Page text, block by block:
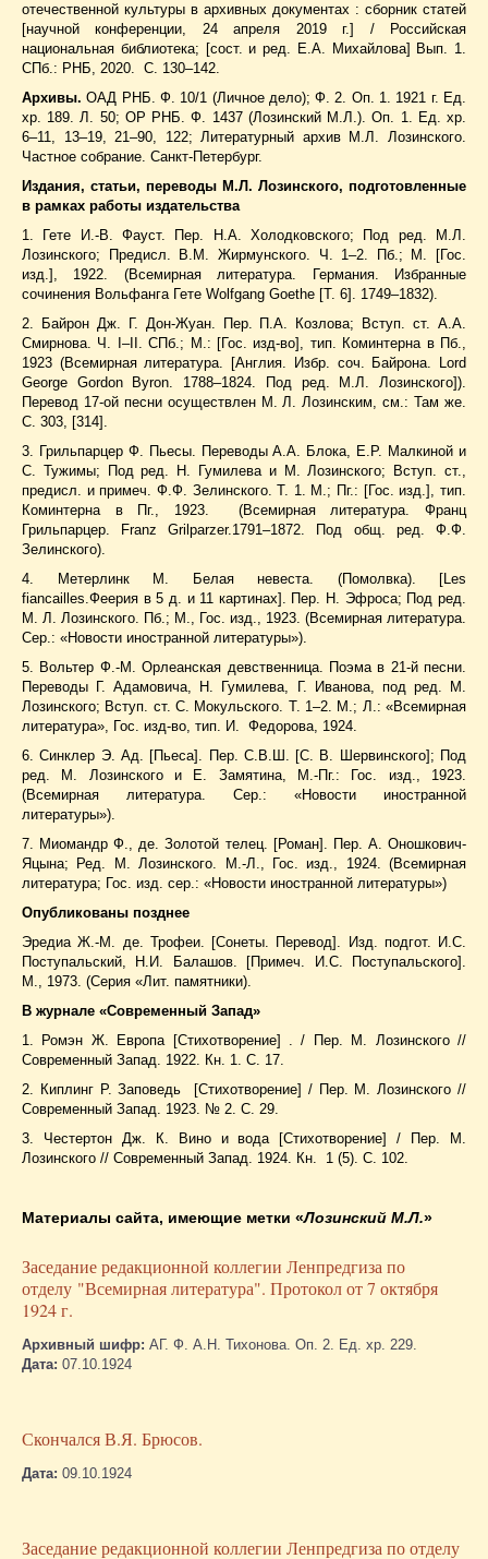
отечественной культуры в архивных документах : сборник статей
[научной конференции, 24 апреля 2019 г.] / Российская
национальная библиотека; [сост. и ред. Е.А. Михайлова] Вып. 1.
СПб.: РНБ, 2020. C. 130–142.
Архивы. ОАД РНБ. Ф. 10/1 (Личное дело); Ф. 2. Оп. 1. 1921 г. Ед.
хр. 189. Л. 50; ОР РНБ. Ф. 1437 (Лозинский М.Л.). Оп. 1. Ед. хр.
6–11, 13–19, 21–90, 122; Литературный архив М.Л. Лозинского.
Частное собрание. Санкт-Петербург.
Издания, статьи, переводы М.Л. Лозинского, подготовленные
в рамках работы издательства
1. Гете И.-В. Фауст. Пер. Н.А. Холодковского; Под ред. М.Л.
Лозинского; Предисл. В.М. Жирмунского. Ч. 1–2. Пб.; М. [Гос.
изд.], 1922. (Всемирная литература. Германия. Избранные
сочинения Вольфанга Гете Wolfgang Goethe [Т. 6]. 1749–1832).
2. Байрон Дж. Г. Дон-Жуан. Пер. П.А. Козлова; Вступ. ст. А.А.
Смирнова. Ч. I–II. СПб.; М.: [Гос. изд-во], тип. Коминтерна в Пб.,
1923 (Всемирная литература. [Англия. Избр. соч. Байрона. Lord
George Gordon Byron. 1788–1824. Под ред. М.Л. Лозинского]).
Перевод 17-ой песни осуществлен М. Л. Лозинским, см.: Там же.
С. 303, [314].
3. Грильпарцер Ф. Пьесы. Переводы А.А. Блока, Е.Р. Малкиной и
С. Тужимы; Под ред. Н. Гумилева и М. Лозинского; Вступ. ст.,
предисл. и примеч. Ф.Ф. Зелинского. Т. 1. М.; Пг.: [Гос. изд.], тип.
Коминтерна в Пг., 1923. (Всемирная литература. Франц
Грильпарцер. Franz Grilparzer.1791–1872. Под общ. ред. Ф.Ф.
Зелинского).
4. Метерлинк М. Белая невеста. (Помолвка). [Les
fiancailles.Феерия в 5 д. и 11 картинах]. Пер. Н. Эфроса; Под ред.
М. Л. Лозинского. Пб.; М., Гос. изд., 1923. (Всемирная литература.
Сер.: «Новости иностранной литературы»).
5. Вольтер Ф.-М. Орлеанская девственница. Поэма в 21-й песни.
Переводы Г. Адамовича, Н. Гумилева, Г. Иванова, под ред. М.
Лозинского; Вступ. ст. С. Мокульского. Т. 1–2. М.; Л.: «Всемирная
литература», Гос. изд-во, тип. И. Федорова, 1924.
6. Синклер Э. Ад. [Пьеса]. Пер. С.В.Ш. [С. В. Шервинского]; Под
ред. М. Лозинского и Е. Замятина, М.-Пг.: Гос. изд., 1923.
(Всемирная литература. Сер.: «Новости иностранной
литературы»).
7. Миомандр Ф., де. Золотой телец. [Роман]. Пер. А. Оношкович-
Яцына; Ред. М. Лозинского. М.-Л., Гос. изд., 1924. (Всемирная
литература; Гос. изд. сер.: «Новости иностранной литературы»)
Опубликованы позднее
Эредиа Ж.-М. де. Трофеи. [Сонеты. Перевод]. Изд. подгот. И.С.
Поступальский, Н.И. Балашов. [Примеч. И.С. Поступальского].
М., 1973. (Серия «Лит. памятники).
В журнале «Современный Запад»
1. Ромэн Ж. Европа [Стихотворение] . / Пер. М. Лозинского //
Современный Запад. 1922. Кн. 1. С. 17.
2. Киплинг Р. Заповедь [Стихотворение] / Пер. М. Лозинского //
Современный Запад. 1923. № 2. С. 29.
3. Честертон Дж. К. Вино и вода [Стихотворение] / Пер. М.
Лозинского // Современный Запад. 1924. Кн. 1 (5). С. 102.
Материалы сайта, имеющие метки «Лозинский М.Л.»
Заседание редакционной коллегии Ленпредгиза по
отделу "Всемирная литература". Протокол от 7 октября
1924 г.
Архивный шифр: АГ. Ф. А.Н. Тихонова. Оп. 2. Ед. хр. 229.
Дата: 07.10.1924
Скончался В.Я. Брюсов.
Дата: 09.10.1924
Заседание редакционной коллегии Ленпредгиза по отделу